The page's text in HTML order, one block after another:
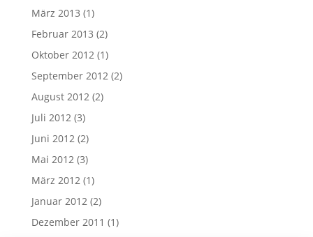
März 2013 (1)
Februar 2013 (2)
Oktober 2012(1)
September 2012(2)
August 2012(2)
Juli 2012(3)
Juni 2012(2)
Mai 2012(3)
März 2012(1)
Januar 2012(2)
Dezember 2011 (1)